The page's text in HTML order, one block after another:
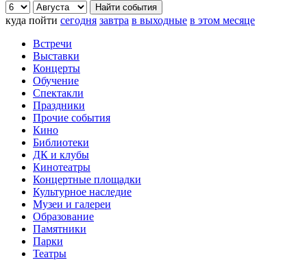
куда пойти сегодня завтра в выходные в этом месяце
Встречи
Выставки
Концерты
Обучение
Спектакли
Праздники
Прочие события
Кино
Библиотеки
ДК и клубы
Кинотеатры
Концертные площадки
Культурное наследие
Музеи и галереи
Образование
Памятники
Парки
Театры